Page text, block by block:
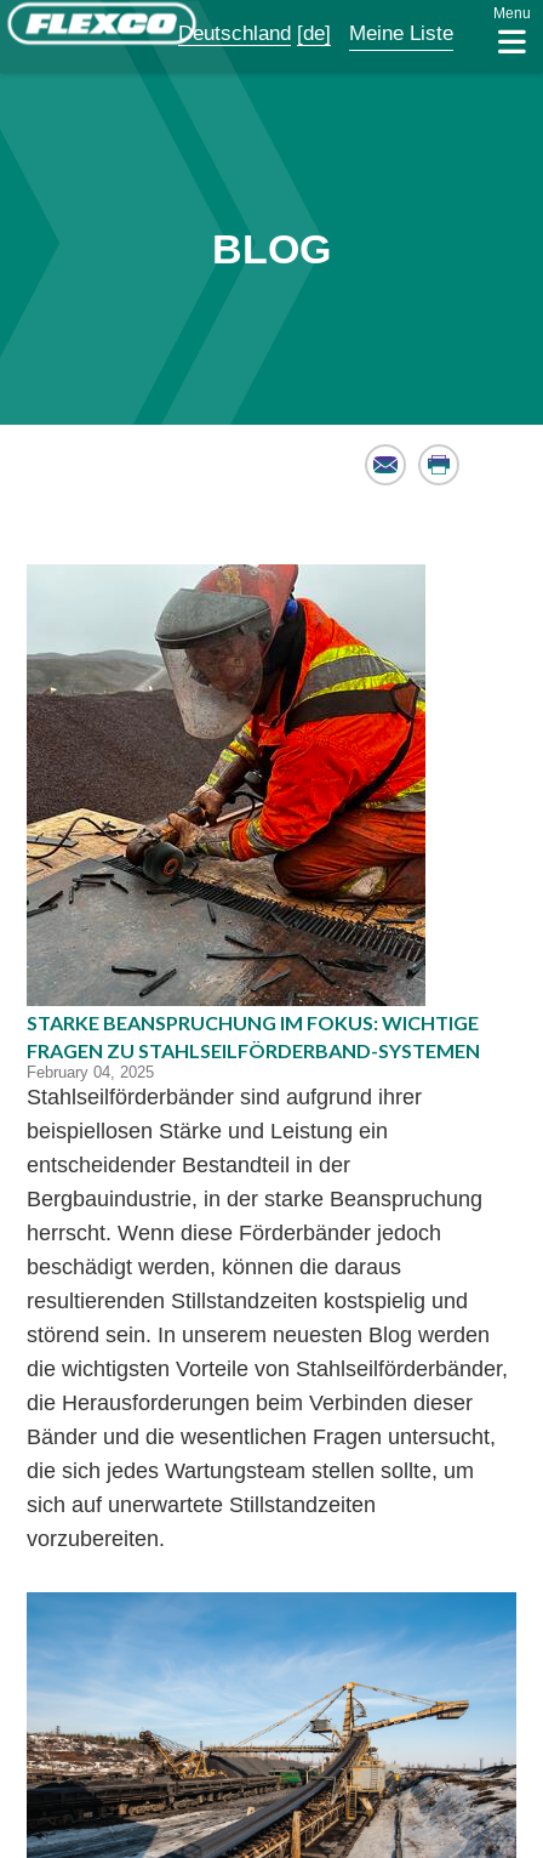
Deutschland [de] Meine Liste
Menu
BLOG
Email Print
STARKE BEANSPRUCHUNG IM FOKUS: WICHTIGE
FRAGEN ZU STAHLSEILFÖRDERBAND-SYSTEMEN
February 04, 2025
Stahlseilförderbänder sind aufgrund ihrer
beispiellosen Stärke und Leistung ein
entscheidender Bestandteil in der
Bergbauindustrie, in der starke Beanspruchung
herrscht. Wenn diese Förderbänder jedoch
beschädigt werden, können die daraus
resultierenden Stillstandzeiten kostspielig und
störend sein. In unserem neuesten Blog werden
die wichtigsten Vorteile von Stahlseilförderbänder,
die Herausforderungen beim Verbinden dieser
Bänder und die wesentlichen Fragen untersucht,
die sich jedes Wartungsteam stellen sollte, um
sich auf unerwartete Stillstandzeiten
vorzubereiten.